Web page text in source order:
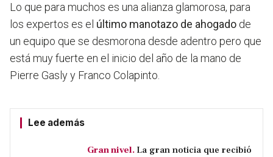
Lo que para muchos es una alianza glamorosa, para
los expertos es el último manotazo de ahogado de
un equipo que se desmorona desde adentro pero que
está muy fuerte en el inicio del año de la mano de
Pierre Gasly y Franco Colapinto.
Lee además
Gran nivel. La gran noticia que recibió